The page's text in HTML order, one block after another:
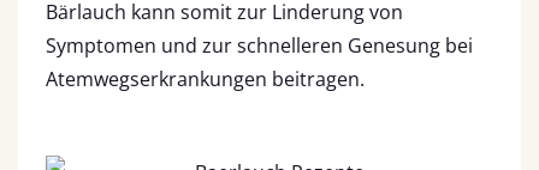
Bärlauch kann somit zur Linderung von
Symptomen und zur schnelleren Genesung bei
Atemwegserkrankungen beitragen.